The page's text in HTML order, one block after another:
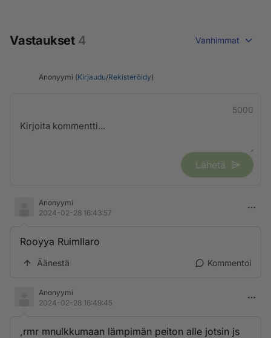
Vastaukset 4 Vanhimmat
Anonyymi (Kirjaudu/Rekisteröidy)
5000
Lähetä
Anonyymi
2024-02-28 16:43:57
Rooyya Ruimllaro
Äänestä Kommentoi
Anonyymi
2024-02-28 16:49:45
,rmr mnulkkumaan lämpimän peiton alle jotsin js